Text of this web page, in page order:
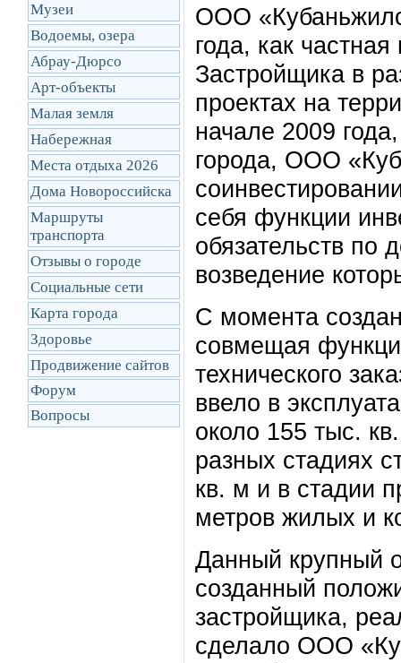
Музеи
Водоемы, озера
Абрау-Дюрсо
Арт-объекты
Малая земля
Набережная
Места отдыха 2026
Дома Новороссийска
Маршруты
транcпорта
Отзывы о городе
Социальные сети
Карта города
Здоровье
Продвижение сайтов
Форум
Вопросы
ООО
года, как
Застройщика в
проектах на
начале 2009
города, ООО
себя функции
обязательств по
возведение
С момента
совмещая
технического
ввело в
около 155 тыс.
разных стадиях
кв. м и в стадии
метров жилых и
Данный крупный
созданный
застройщика,
сделало ООО